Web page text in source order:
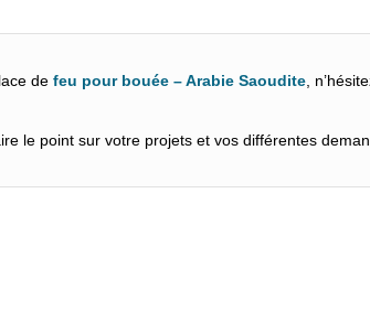
de feu pour bouée – Arabie Saoudite ,
le point sur votre projets et vos différentes